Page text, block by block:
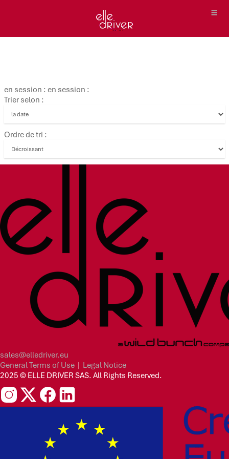
en session : en session :
Trier selon :
Ordre de tri :
sales@elledriver.eu
General Terms of Use | Legal Notice
2025 © ELLE DRIVER SAS. All Rights Reserved.